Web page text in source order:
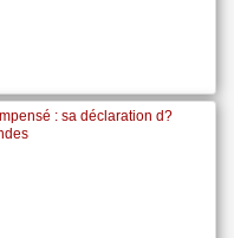
: sa déclaration d?